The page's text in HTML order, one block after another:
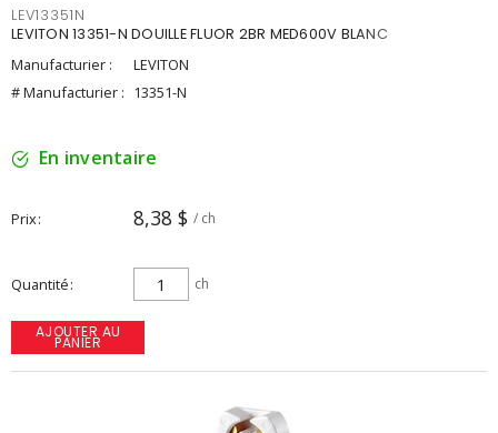
LEV13351N
LEVITON 13351-N DOUILLE FLUOR 2BR MED600V BLANC
Manufacturier :
LEVITON
# Manufacturier : 13351-N
En inventaire
Prix 8,38 $ / ch
Quantité ch
AJOUTER AU
PANIER